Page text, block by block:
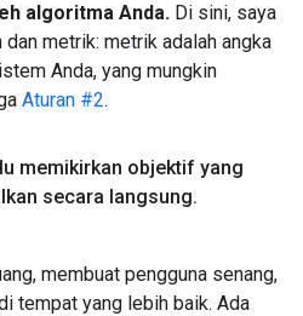
algoritma Anda. Di sini, saya
metrik: metrik adalah angka
Anda, yang mungkin
Aturan #2.
memikirkan objektif yang
secara langsung.
membuat pengguna senang,
tempat yang lebih baik. Ada